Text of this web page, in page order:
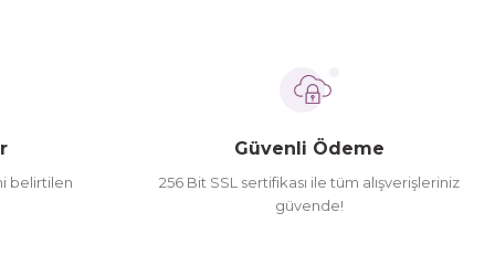
belirtilen
Güvenli Ödeme
256 Bit SSL sertifikası ile tüm alışverişleriniz
güvende!